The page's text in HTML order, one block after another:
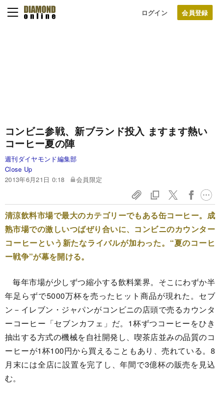
ログイン
コンビニ参戦、新ブランド投入 ますます熱い
コーヒー夏の陣
週刊ダイヤモンド編集部
Close Up
2013年6月21日 0:18
会員限定
清涼飲料市場で最大のカテゴリーでもある缶コーヒー。成
熟市場での激しいつばぜり合いに、コンビニのカウンター
コーヒーという新たなライバルが加わった。“夏のコーヒ
ー戦争”が幕を開ける。
毎年市場が少しずつ縮小する飲料業界。そこにわずか半
年足らずで5000万杯を売ったヒット商品が現れた。セブ
ン－イレブン・ジャパンがコンビニの店頭で売るカウンタ
ーコーヒー「セブンカフェ」だ。1杯ずつコーヒーをひき
抽出する方式の機械を自社開発し、喫茶店並みの品質のコ
ーヒーが1杯100円から買えることもあり、売れている。8
月末には全店に設置を完了し、年間で3億杯の販売を見込
む。